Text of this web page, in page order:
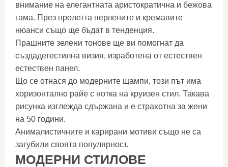
внимание на елегантната аристократична и бежова
гама. През пролетта перлените и кремавите
нюанси също ще бъдат в тенденция.
Прашните зелени тонове ще ви помогнат да
създадетестилна визия, изработена от естествен
естествен панел.
Що се отнася до модерните щампи, този път има
хоризонтално райе с нотка на круизен стил. Такава
рисунка изглежда сдържана и е страхотна за жени
на 50 години.
Анималистичните и карирани мотиви също не са
загубили своята популярност.
МОДЕРНИ СТИЛОВЕ